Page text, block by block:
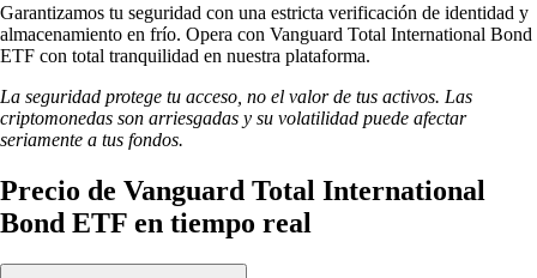
Garantizamos tu seguridad con una estricta verificación de identidad y
almacenamiento en frío. Opera con Vanguard Total International Bond
ETF con total tranquilidad en nuestra plataforma.
La seguridad protege tu acceso, no el valor de tus activos. Las
criptomonedas son arriesgadas y su volatilidad puede afectar
seriamente a tus fondos.
Precio de Vanguard Total International
Bond ETF en tiempo real